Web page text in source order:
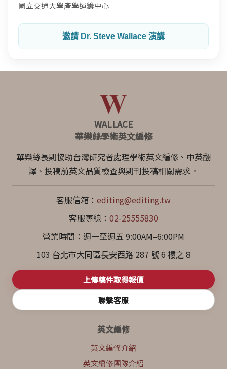
國立交通大學產學運籌中心
邀請 Dr. Steve Wallace 演講
WALLACE
華樂絲學術英文編修
華樂絲長期協助台灣研究者處理學術英文編修、中英翻
譯、投稿前英文品質檢查與期刊投稿相關需求。
客服信箱： editing@editing.tw
客服專線： 02-25555830
營業時間：週一至週五 9:00AM–6:00PM
103 台北市大同區長安西路 287 號 6 樓之 8
上傳稿件取得報價
聯繫客服
英文編修
英文編修介紹
英文編修團隊介紹